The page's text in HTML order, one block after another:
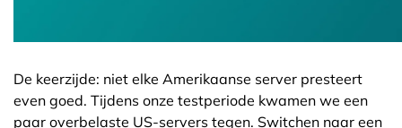
De keerzijde: niet elke Amerikaanse server presteert
even goed. Tijdens onze testperiode kwamen we een
paar overbelaste US-servers tegen. Switchen naar een